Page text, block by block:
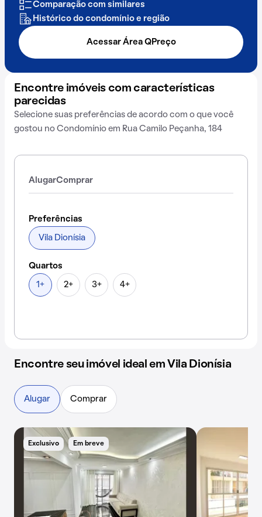
Comparação com similares
Histórico do condomínio e região
Acessar Área QPreço
Encontre imóveis com características
parecidas
Selecione suas preferências de acordo com o que você
gostou no Condomínio em Rua Camilo Peçanha, 184
AlugarComprar
Preferências
Vila Dionísia
Quartos
1+ 2+ 3+ 4+
Encontre seu imóvel ideal em Vila Dionísia
Exclusivo Em breve
Alugar Comprar